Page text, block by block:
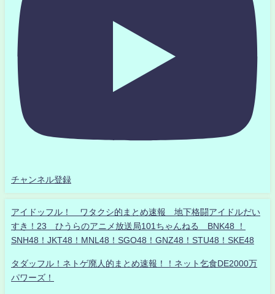
チャンネル登録
アイドッフル！ ワタクシ的まとめ速報 地下格闘アイドルだい
すき！23 ひうらのアニメ放送局101ちゃんねる BNK48 ！
SNH48！JKT48！MNL48！SGO48！GNZ48！STU48！SKE48
タダッフル！ネトゲ廃人的まとめ速報！！ネット乞食DE2000万
パワーズ！